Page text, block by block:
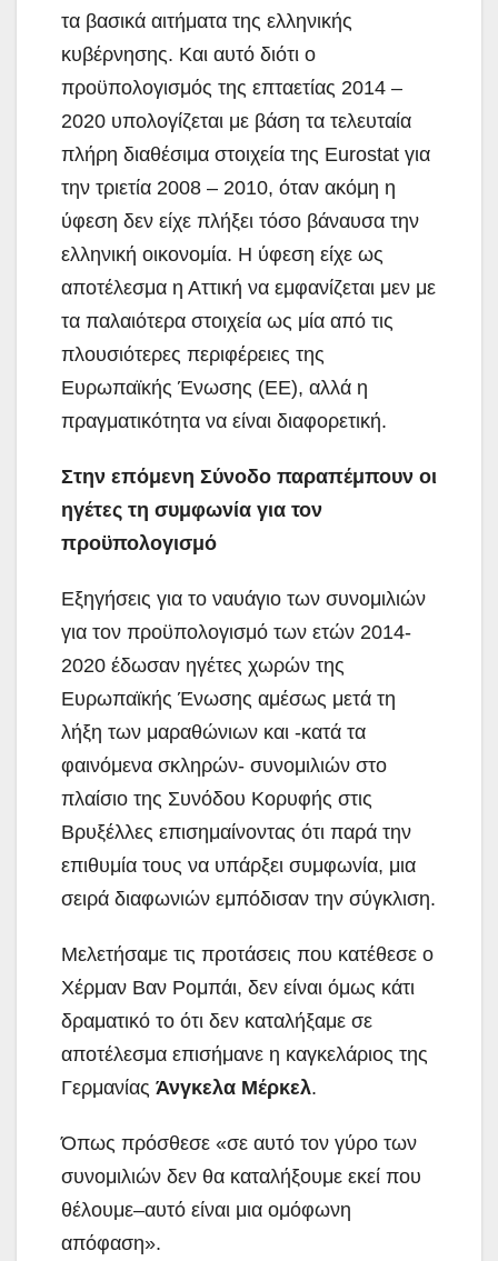
τα βασικά αιτήματα της ελληνικής
κυβέρνησης. Και αυτό διότι ο
προϋπολογισμός της επταετίας 2014 –
2020 υπολογίζεται με βάση τα τελευταία
πλήρη διαθέσιμα στοιχεία της Eurostat για
την τριετία 2008 – 2010, όταν ακόμη η
ύφεση δεν είχε πλήξει τόσο βάναυσα την
ελληνική οικονομία. Η ύφεση είχε ως
αποτέλεσμα η Αττική να εμφανίζεται μεν με
τα παλαιότερα στοιχεία ως μία από τις
πλουσιότερες περιφέρειες της
Ευρωπαϊκής Ένωσης (ΕΕ), αλλά η
πραγματικότητα να είναι διαφορετική.
Στην επόμενη Σύνοδο παραπέμπουν οι
ηγέτες τη συμφωνία για τον
προϋπολογισμό
Εξηγήσεις για το ναυάγιο των συνομιλιών
για τον προϋπολογισμό των ετών 2014-
2020 έδωσαν ηγέτες χωρών της
Ευρωπαϊκής Ένωσης αμέσως μετά τη
λήξη των μαραθώνιων και -κατά τα
φαινόμενα σκληρών- συνομιλιών στο
πλαίσιο της Συνόδου Κορυφής στις
Βρυξέλλες επισημαίνοντας ότι παρά την
επιθυμία τους να υπάρξει συμφωνία, μια
σειρά διαφωνιών εμπόδισαν την σύγκλιση.
Μελετήσαμε τις προτάσεις που κατέθεσε ο
Χέρμαν Βαν Ρομπάι, δεν είναι όμως κάτι
δραματικό το ότι δεν καταλήξαμε σε
αποτέλεσμα επισήμανε η καγκελάριος της
Γερμανίας Άνγκελα Μέρκελ.
Όπως πρόσθεσε «σε αυτό τον γύρο των
συνομιλιών δεν θα καταλήξουμε εκεί που
θέλουμε–αυτό είναι μια ομόφωνη
απόφαση».